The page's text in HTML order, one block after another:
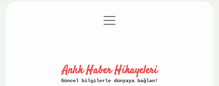
Gizlilik Politikası
menüyü
aç
Anlık Haber Hikayeleri
Güncel bilgilerle dünyaya bağlan!